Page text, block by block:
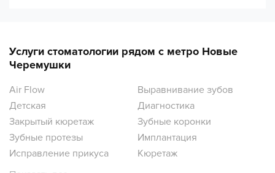
Услуги стоматологии рядом с метро Новые
Черемушки
Air Flow
Выравнивание зубов
Детская
Диагностика
Закрытый кюретаж
Зубные коронки
Зубные протезы
Имплантация
Исправление прикуса
Кюретаж
Лечение десен